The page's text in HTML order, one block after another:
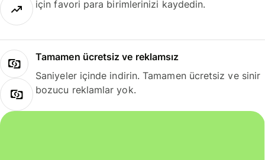
için favori para birimlerinizi kaydedin.
Tamamen ücretsiz ve reklamsız
Saniyeler içinde indirin. Tamamen ücretsiz ve sinir
bozucu reklamlar yok.